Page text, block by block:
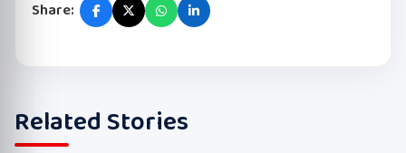
Share:
Related Stories